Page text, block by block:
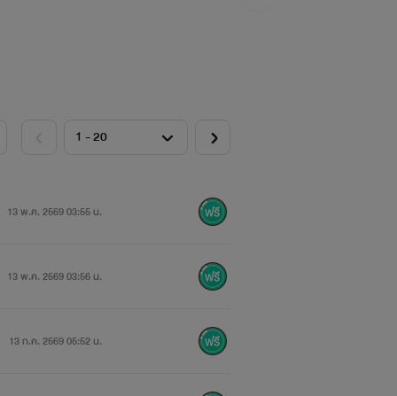
13 พ.ค. 2569 03:55 น.
13 พ.ค. 2569 03:56 น.
13 ก.ค. 2569 05:52 น.